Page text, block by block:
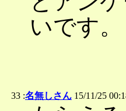
いです。
33 :名無しさん 15/11/25